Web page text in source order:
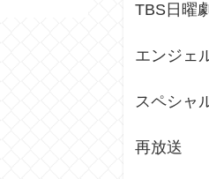
TBS日曜
エンジェ
スペシャ
再放送